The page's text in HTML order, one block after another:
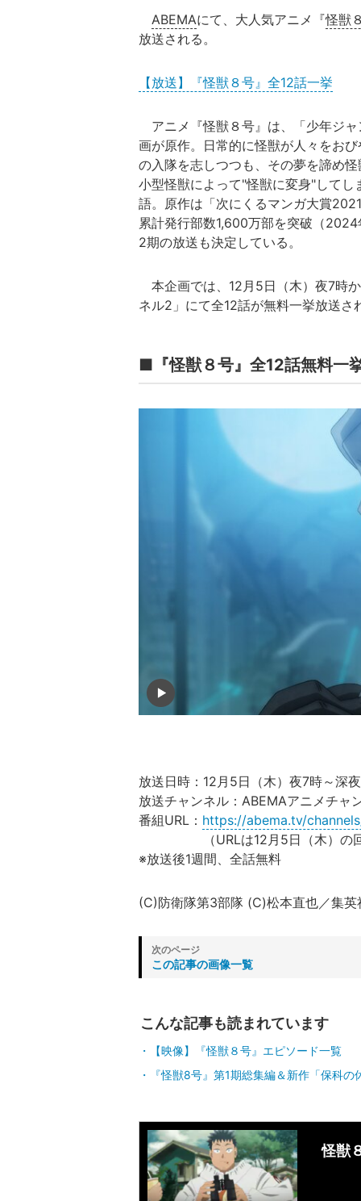
ABEMAにて、大人気アニメ『怪獣
放送される。
【放送】『怪獣８号』全12話一挙
アニメ『怪獣８号』は、「少年ジ
画が原作。日常的に怪獣が人々をお
の入隊を志しつつも、その夢を諦め
小型怪獣によって"怪獣に変身"して
語。原作は「次にくるマンガ大賞
累計発行部数1,600万部を突破（
2期の放送も決定している。
本企画では、12月5日（木）夜7時
ネル2」にて全12話が無料一挙放送
■『怪獣８号』全12話無料一
放送日時：12月5日（木）夜7時～深
放送チャンネル：ABEMAアニメチャ
番組URL： https://abema.tv/
（URLは12月5日（木）の
※放送後1週間、全話無料
(C)防衛隊第3部隊 (C)松本直也／集英
この記事の画像一覧
こんな記事も読まれています
【映像】『怪獣８号』エピソード一覧
『怪獣8号』第1期総集編＆新作「保科
怪獣